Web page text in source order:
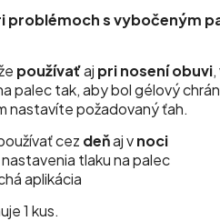
problémoch s vybočeným
používaťaj pri nosení obuvi
palec tak, aby bol gélový
nastavíte požadovaný ťah.
cez deňaj vnoci
tlaku na palec
aplikácia
1 kus.